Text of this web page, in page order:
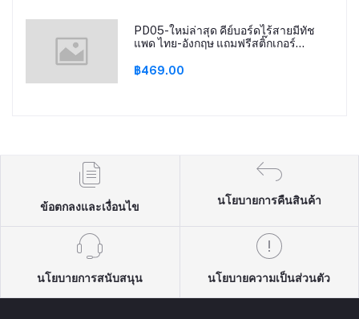
PD05-ใหม่ล่าสุด คีย์บอร์ดไร้สายมีทัช
แพด ไทย-อังกฤษ แถมฟรีสติ๊กเกอร์
฿469.00
ข้อตกลงและเงื่อนไข
นโยบายการคืนสินค้า
นโยบายการสนับสนุน นโยบายความเป็นส่วนตัว